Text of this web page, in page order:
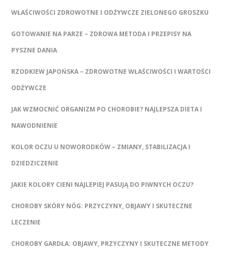
WŁAŚCIWOŚCI ZDROWOTNE I ODŻYWCZE ZIELONEGO GROSZKU
GOTOWANIE NA PARZE – ZDROWA METODA I PRZEPISY NA
PYSZNE DANIA
RZODKIEW JAPOŃSKA – ZDROWOTNE WŁAŚCIWOŚCI I WARTOŚCI
ODŻYWCZE
JAK WZMOCNIĆ ORGANIZM PO CHOROBIE? NAJLEPSZA DIETA I
NAWODNIENIE
KOLOR OCZU U NOWORODKÓW – ZMIANY, STABILIZACJA I
DZIEDZICZENIE
JAKIE KOLORY CIENI NAJLEPIEJ PASUJĄ DO PIWNYCH OCZU?
CHOROBY SKÓRY NÓG: PRZYCZYNY, OBJAWY I SKUTECZNE
LECZENIE
CHOROBY GARDŁA: OBJAWY, PRZYCZYNY I SKUTECZNE METODY